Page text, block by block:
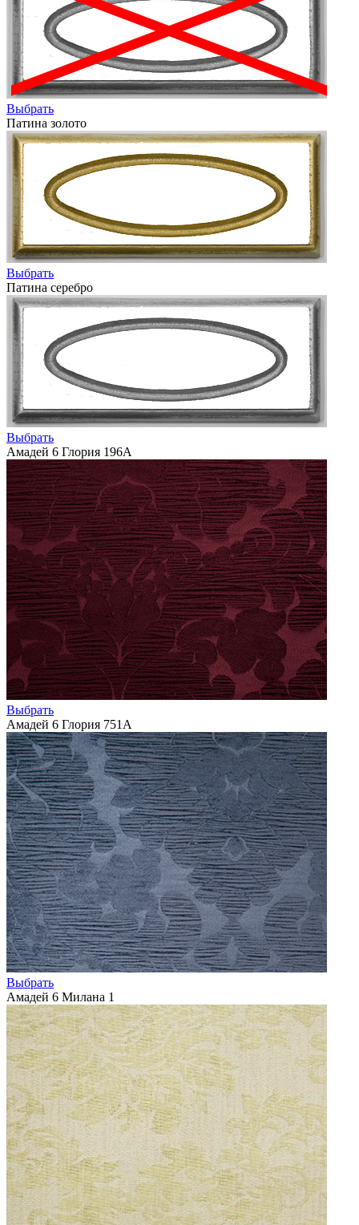
Выбрать
Патина золото
Выбрать
Патина серебро
Выбрать
Амадей 6 Глория 196А
Выбрать
Амадей 6 Глория 751А
Выбрать
Амадей 6 Милана 1